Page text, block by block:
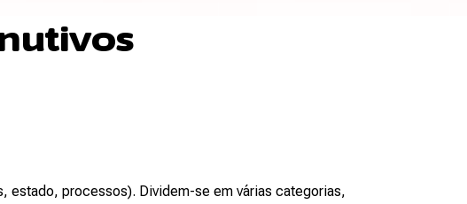
estado, processos). Dividem-se em várias categorias,